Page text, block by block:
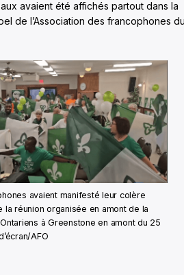
avaient été affichés partout dans la
de l’Association des francophones
avaient manifesté leur colère
la réunion organisée en amont de la
à Greenstone en amont du 25
AFO